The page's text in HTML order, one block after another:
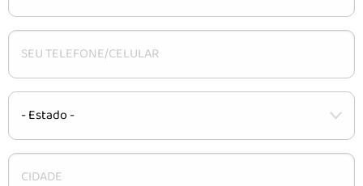
CARACTERÍSTICAS
INSTALAÇÃO
DÚVIDAS